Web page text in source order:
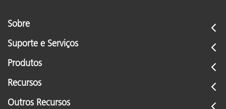
Sobre
Suporte e Serviços
Produtos
Recursos
Outros Recursos